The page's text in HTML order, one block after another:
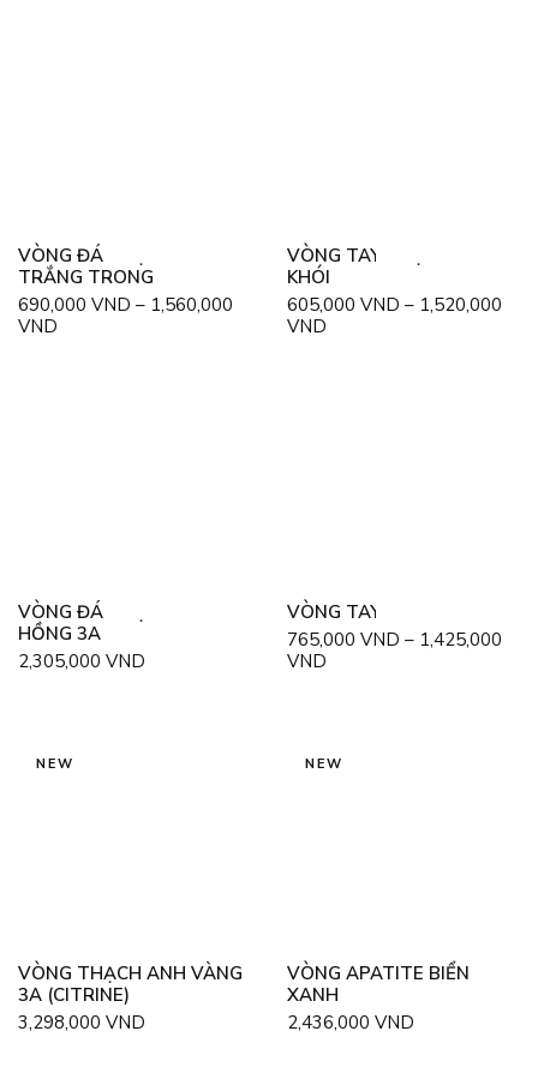
VÒNG ĐÁ THẠCH ANH
TRẮNG TRONG
690,000 VND – 1,560,000
VND
VÒNG TAY THẠCH ANH
KHÓI
605,000 VND – 1,520,000
VND
VÒNG ĐÁ THẠCH ANH
HỒNG 3A
2,305,000 VND
VÒNG TAY ĐÁ MÃ NÃO
765,000 VND – 1,425,000
VND
NEW
VÒNG THẠCH ANH VÀNG
3A (CITRINE)
3,298,000 VND
NEW
VÒNG APATITE BIỂN
XANH
2,436,000 VND